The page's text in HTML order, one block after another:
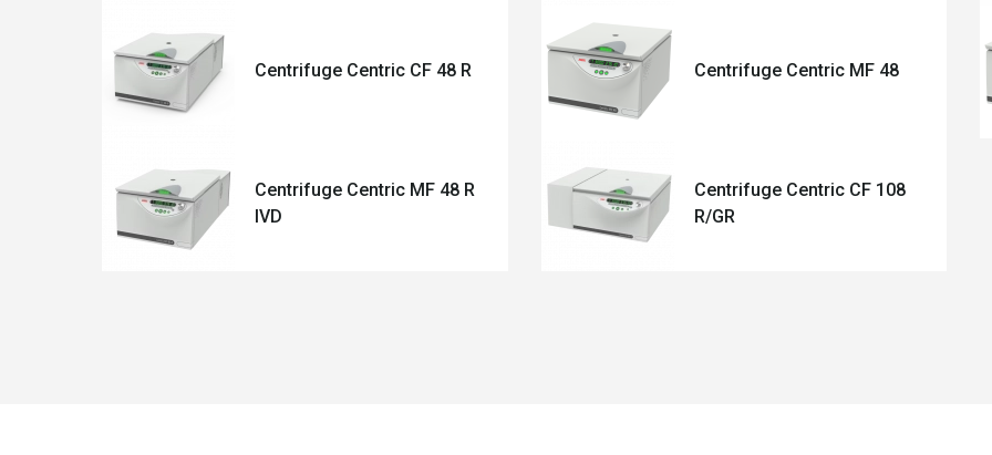
Centrifuge Centric CF 48 R Centrifuge Centric MF 48
Centrifuge Centric MF 48 R
IVD
Centrifuge Centric CF 108
R/GR